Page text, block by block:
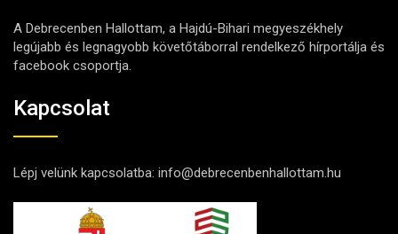
A Debrecenben Hallottam, a Hajdú-Bihari megyeszékhely
legújabb és legnagyobb követőtáborral rendelkező hírportálja és
facebook csoportja.
Kapcsolat
Lépj velünk kapcsolatba: info@debrecenbenhallottam.hu